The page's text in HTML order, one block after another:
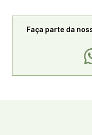
Faça parte da